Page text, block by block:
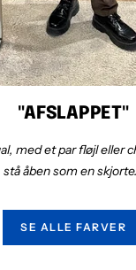
"AFSLAPPET"
med et par fløjl eller
stå åben som en
SE ALLE FARVER